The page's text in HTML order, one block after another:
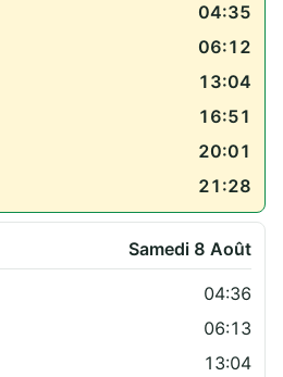
04:35
06:12
13:04
16:51
20:01
21:28
Samedi 8 Août
04:36
06:13
13:04